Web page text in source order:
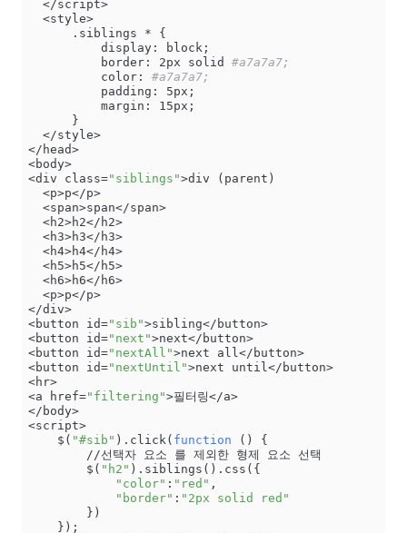
          border: 2px solid
#a7a7a7;
          color:
#a7a7a7;
</head>
<body>
<div class="siblings">div (parent)
</div>
<button id="sib">sibling</button>
<button id="next">next</button>
<button id="nextAll">next all</button>
<button id="nextUntil">next until</button>
<hr>
<a href="filtering">필터링</a>
</body>
<script>
    $(
"#sib" ).click( function () {
        $(
"h2" ).siblings().css({
"color" : "red" ,
"border" : "2px solid red"